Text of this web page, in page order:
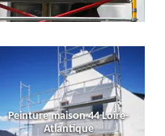
Peinture maison 44 Loire-
Atlantique